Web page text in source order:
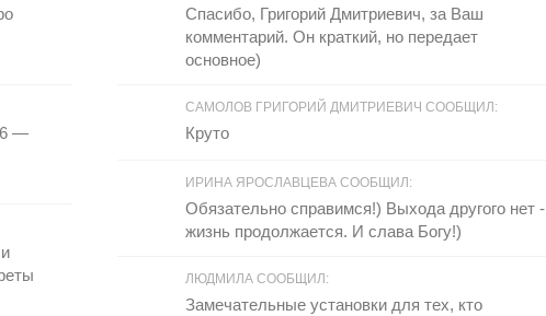
—
Спасибо, Григорий Дмитриевич, за Ваш
комментарий. Он краткий, но передает
основное)
САМОЛОВ ГРИГОРИЙ ДМИТРИЕВИЧ СООБЩИЛ:
Круто
ИРИНА ЯРОСЛАВЦЕВА СООБЩИЛ:
Обязательно справимся!) Выхода другого нет -
жизнь продолжается. И слава Богу!)
ЛЮДМИЛА СООБЩИЛ:
Замечательные установки для тех, кто